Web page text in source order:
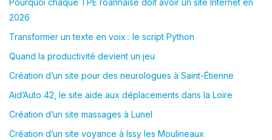
Pourquoi chaque TPE roannaise doit avoir un site Internet en
2026
Transformer un texte en voix : le script Python
Quand la productivité devient un jeu
Création d’un site pour des neurologues à Saint-Étienne
Aid’Auto 42, le site aide aux déplacements dans la Loire
Création d’un site massages à Lunel
Création d’un site voyance à Issy les Moulineaux